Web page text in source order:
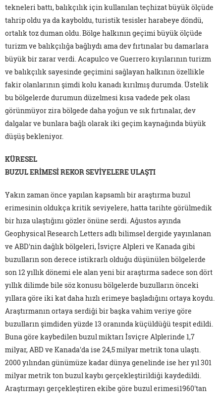
tekneleri battı, balıkçılık için kullanılan teçhizat büyük ölçüde
tahrip oldu ya da kayboldu, turistik tesisler harabeye döndü,
ortalık toz duman oldu. Bölge halkının geçimi büyük ölçüde
turizm ve balıkçılığa bağlıydı ama dev fırtınalar bu damarlara
büyük bir zarar verdi. Acapulco ve Guerrero kıyılarının turizm
ve balıkçılık sayesinde geçimini sağlayan halkının özellikle
fakir olanlarının şimdi kolu kanadı kırılmış durumda. Üstelik
bu bölgelerde durumun düzelmesi kısa vadede pek olası
görünmüyor zira bölgede daha yoğun ve sık fırtınalar, dev
dalgalar ve bunlara bağlı olarak iki geçim kaynağında büyük
düşüş bekleniyor.
KÜRESEL
BUZUL ERİMESİ REKOR SEVİYELERE ULAŞTI
Yakın zaman önce yapılan kapsamlı bir araştırma buzul
erimesinin oldukça kritik seviyelere, hatta tarihte görülmedik
bir hıza ulaştığını gözler önüne serdi. Ağustos ayında
Geophysical Research Letters adlı bilimsel dergide yayınlanan
ve ABD'nin dağlık bölgeleri, İsviçre Alpleri ve Kanada gibi
buzulların son derece istikrarlı olduğu düşünülen bölgelerde
son 12 yıllık dönemi ele alan yeni bir araştırma sadece son dört
yıllık dilimde bile söz konusu bölgelerde buzulların önceki
yıllara göre iki kat daha hızlı erimeye başladığını ortaya koydu.
Araştırmanın ortaya serdiği bir başka vahim veriye göre
buzulların şimdiden yüzde 13 oranında küçüldüğü tespit edildi.
Buna göre kaybedilen buzul miktarı İsviçre Alplerinde 1,7
milyar, ABD ve Kanada'da ise 24,5 milyar metrik tona ulaştı.
2000 yılından günümüze kadar dünya genelinde ise her yıl 301
milyar metrik ton buzul kaybı gerçekleştirildiği kaydedildi.
Araştırmayı gerçekleştiren ekibe göre buzul erimesi1960'tan